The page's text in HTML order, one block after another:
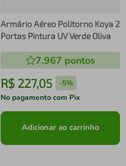
Armário Aéreo Politorno Koya 2
Portas Pintura UV Verde Oliva
7.967 pontos
R$ 227,05 -5%
No pagamento com Pix
Adicionar ao carrinho